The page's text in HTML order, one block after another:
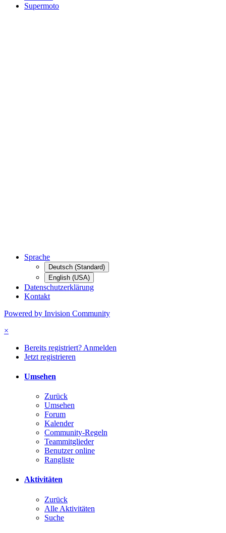
Supermoto
Sprache
Deutsch (Standard)
English (USA)
Datenschutzerklärung
Kontakt
Powered by Invision Community
×
Bereits registriert? Anmelden
Jetzt registrieren
Umsehen
Zurück
Umsehen
Forum
Kalender
Community-Regeln
Teammitglieder
Benutzer online
Rangliste
Aktivitäten
Zurück
Alle Aktivitäten
Suche